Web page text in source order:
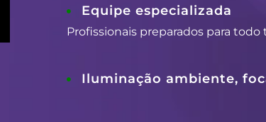
Equipe especializada
Profissionais preparados para
Iluminação ambiente,